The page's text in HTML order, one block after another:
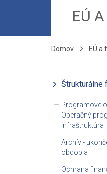
EÚ
Domov EÚ a
Štrukturálne
Programové
Operačný
infraštruktúra
Archív -
obdobia
Ochrana